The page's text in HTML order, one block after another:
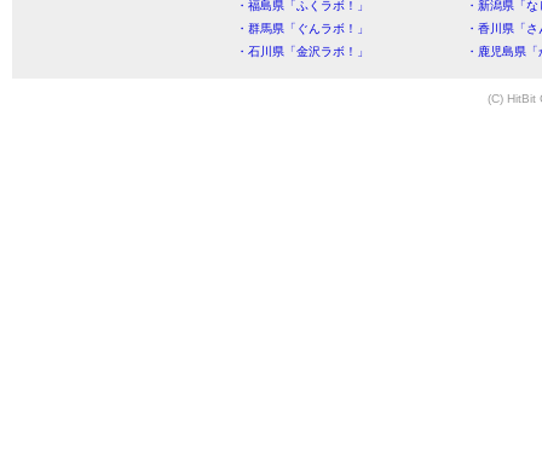
・福島県「ふくラボ！」
・新潟県「
・群馬県「ぐんラボ！」
・香川県「
・石川県「金沢ラボ！」
・鹿児島県
(C) HitBit